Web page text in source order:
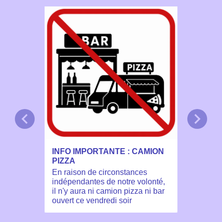
INFO IMPORTANTE : CAMION
PIZZA
En raison de circonstances
indépendantes de notre volonté,
il n'y aura ni camion pizza ni bar
ouvert ce vendredi soir
chevron_left chevron_right